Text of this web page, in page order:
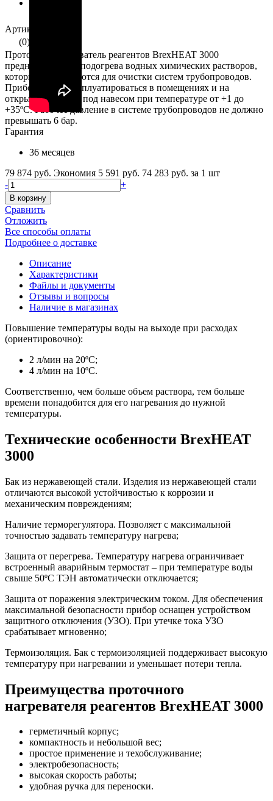
Артикул: 6001200
(0)
Проточный нагреватель реагентов BrexHEAT 3000
предназначен для подогрева водных химических растворов,
которые используются для очистки систем трубопроводов.
Прибор может эксплуатироваться в помещениях и на
открытом воздухе под навесом при температуре от +1 до
+35ºС. Рабочее давление в системе трубопроводов не должно
превышать 6 бар.
Гарантия
36 месяцев
79 874 руб. Экономия 5 591 руб. 74 283 руб. за 1 шт
-
+
В корзину
Сравнить
Отложить
Все способы оплаты
Подробнее о доставке
Описание
Характеристики
Файлы и документы
Отзывы и вопросы
Наличие в магазинах
Повышение температуры воды на выходе при расходах
(ориентировочно):
2 л/мин на 20ºС;
4 л/мин на 10ºС.
Соответственно, чем больше объем раствора, тем больше
времени понадобится для его нагревания до нужной
температуры.
Технические особенности BrexHEAT
3000
Бак из нержавеющей стали. Изделия из нержавеющей стали
отличаются высокой устойчивостью к коррозии и
механическим повреждениям;
Наличие терморегулятора. Позволяет с максимальной
точностью задавать температуру нагрева;
Защита от перегрева. Температуру нагрева ограничивает
встроенный аварийным термостат – при температуре воды
свыше 50ºС ТЭН автоматически отключается;
Защита от поражения электрическим током. Для обеспечения
максимальной безопасности прибор оснащен устройством
защитного отключения (УЗО). При утечке тока УЗО
срабатывает мгновенно;
Термоизоляция. Бак с термоизоляцией поддерживает высокую
температуру при нагревании и уменьшает потери тепла.
Преимущества проточного
нагревателя реагентов BrexHEAT 3000
герметичный корпус;
компактность и небольшой вес;
простое применение и техобслуживание;
электробезопасность;
высокая скорость работы;
удобная ручка для переноски.